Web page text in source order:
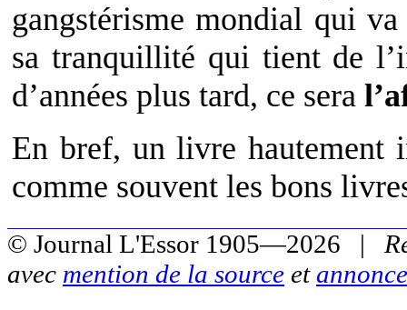
gangstérisme mondial qui
sa tranquillité qui tient de
d’années plus tard, ce sera
En bref, un livre hautement
comme souvent les bons
© Journal L'Essor 1905—2026 |
avec mention de la source et